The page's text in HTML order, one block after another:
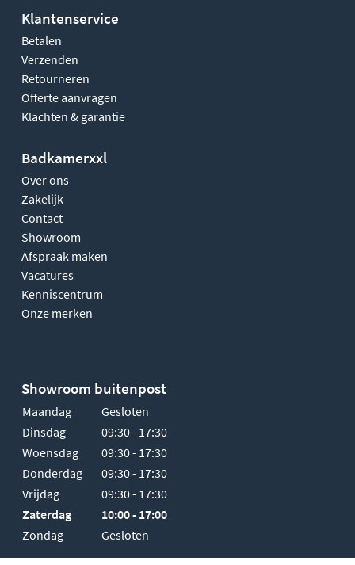
Klantenservice
Betalen
Verzenden
Retourneren
Offerte aanvragen
Klachten & garantie
Badkamerxxl
Over ons
Zakelijk
Contact
Showroom
Afspraak maken
Vacatures
Kenniscentrum
Onze merken
Showroom buitenpost
Maandag
Gesloten
Dinsdag
09:30 - 17:30
Woensdag
09:30 - 17:30
Donderdag
09:30 - 17:30
Vrijdag
09:30 - 17:30
Zaterdag
10:00 - 17:00
Zondag
Gesloten